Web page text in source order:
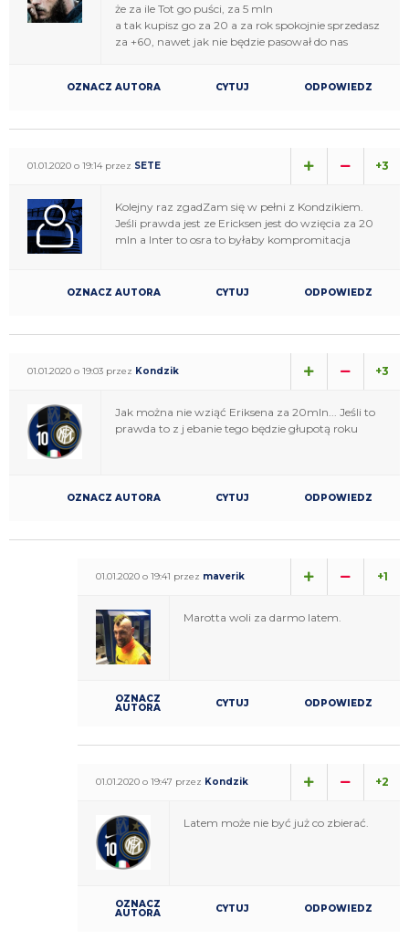
że za ile Tot go puści, za 5 mln
a tak kupisz go za 20 a za rok spokojnie sprzedasz
za +60, nawet jak nie będzie pasował do nas
OZNACZ AUTORA CYTUJ ODPOWIEDZ
01.01.2020 o 19:14 przez SETE +3
Kolejny raz zgadZam się w pełni z Kondzikiem.
Jeśli prawda jest ze Ericksen jest do wzięcia za 20
mln a Inter to osra to byłaby kompromitacja
OZNACZ AUTORA CYTUJ ODPOWIEDZ
01.01.2020 o 19:03 przez Kondzik +3
Jak można nie wziąć Eriksena za 20mln... Jeśli to
prawda to z j ebanie tego będzie głupotą roku
OZNACZ AUTORA CYTUJ ODPOWIEDZ
01.01.2020 o 19:41 przez maverik +1
Marotta woli za darmo latem.
OZNACZ
AUTORA CYTUJ ODPOWIEDZ
01.01.2020 o 19:47 przez Kondzik +2
Latem może nie być już co zbierać.
OZNACZ
AUTORA CYTUJ ODPOWIEDZ